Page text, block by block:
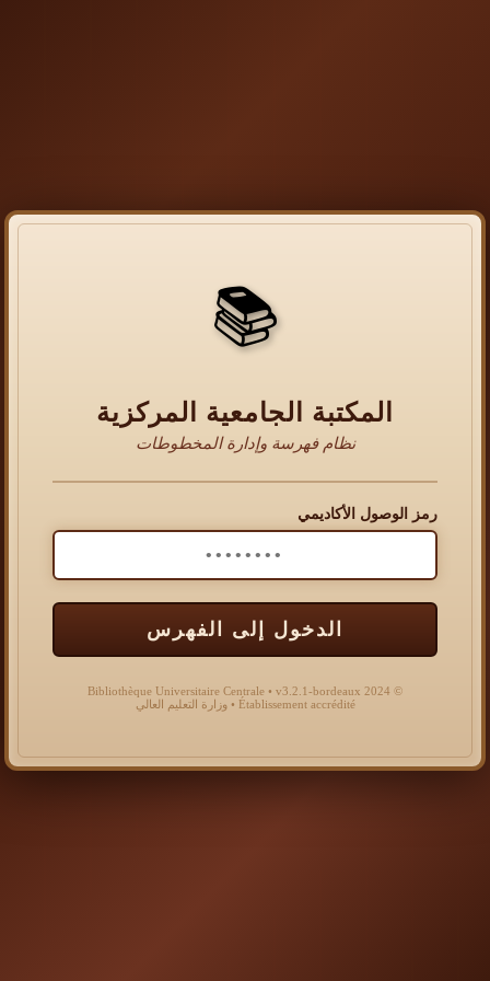
📚
المكتبة الجامعية المركزية
نظام فهرسة وإدارة المخطوطات
رمز الوصول الأكاديمي
الدخول إلى الفهرس
© 2024 Bibliothèque Universitaire Centrale • v3.2.1-bordeaux
Établissement accrédité • وزارة التعليم العالي